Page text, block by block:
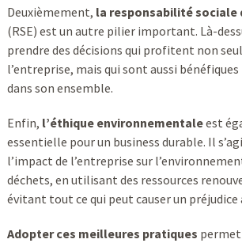
Deuxièmement, la responsabilité sociale
(RSE) est un autre pilier important. Là-
prendre des décisions qui profitent non
l’entreprise, mais qui sont aussi
dans son ensemble.
Enfin, l’éthique environnementaleest
essentielle pour un business durable. Il
l’impact de l’entreprise sur
déchets, en utilisant des ressources
évitant tout ce qui peut causer un préjudice
Adopter ces meilleures pratiques